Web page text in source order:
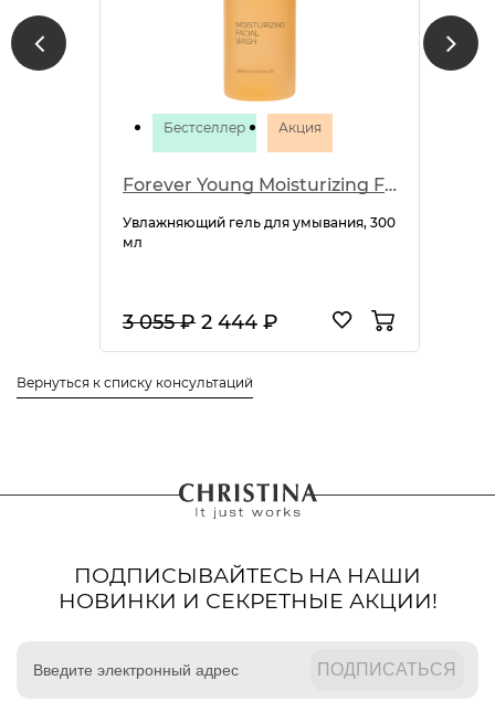
Бестселлер Акция
Forever Young Moisturizing Facial Wash
Увлажняющий гель для умывания, 300
мл
3 055 ₽ 2 444 ₽
Вернуться к списку консультаций
ПОДПИСЫВАЙТЕСЬ НА НАШИ
НОВИНКИ И СЕКРЕТНЫЕ АКЦИИ!